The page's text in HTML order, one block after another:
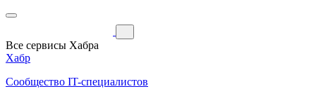
Все сервисы Хабра
Хабр
Сообщество IT-специалистов